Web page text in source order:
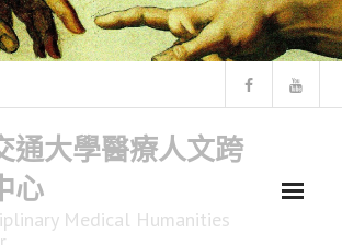
通大學醫療人文跨
心
Medical Humanities